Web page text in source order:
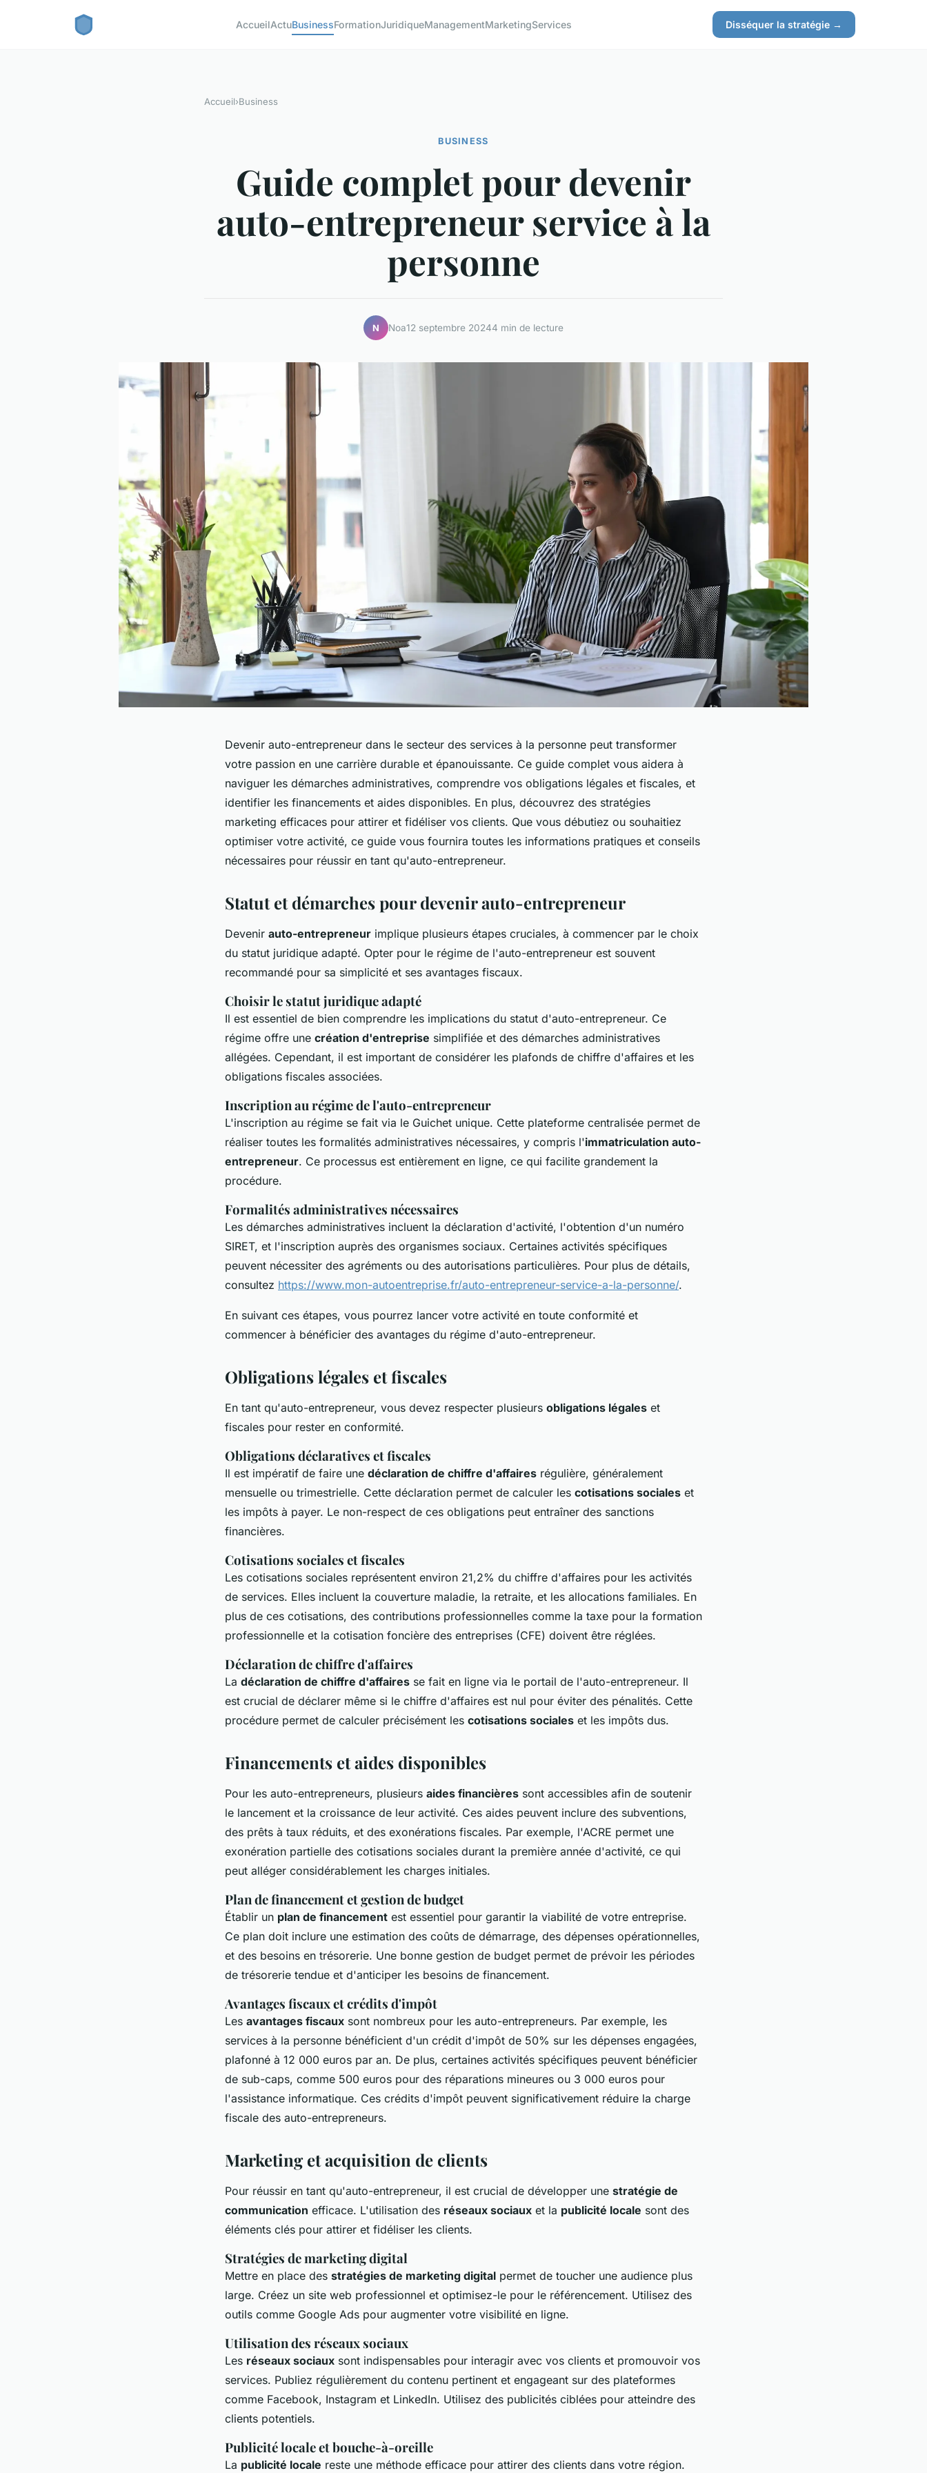
AccueilActuBusinessFormationJuridiqueManagementMarketingServices Disséquer la stratégie →
Accueil›Business
BUSINESS
Guide complet pour devenir
auto-entrepreneur service à la
personne
N Noa12 septembre 20244 min de lecture
Devenir auto-entrepreneur dans le secteur des services à la personne peut transformer
votre passion en une carrière durable et épanouissante. Ce guide complet vous aidera à
naviguer les démarches administratives, comprendre vos obligations légales et fiscales, et
identifier les financements et aides disponibles. En plus, découvrez des stratégies
marketing efficaces pour attirer et fidéliser vos clients. Que vous débutiez ou souhaitiez
optimiser votre activité, ce guide vous fournira toutes les informations pratiques et conseils
nécessaires pour réussir en tant qu'auto-entrepreneur.
Statut et démarches pour devenir auto-entrepreneur
Devenir auto-entrepreneur implique plusieurs étapes cruciales, à commencer par le choix
du statut juridique adapté. Opter pour le régime de l'auto-entrepreneur est souvent
recommandé pour sa simplicité et ses avantages fiscaux.
Choisir le statut juridique adapté
Il est essentiel de bien comprendre les implications du statut d'auto-entrepreneur. Ce
régime offre une création d'entreprise simplifiée et des démarches administratives
allégées. Cependant, il est important de considérer les plafonds de chiffre d'affaires et les
obligations fiscales associées.
Inscription au régime de l'auto-entrepreneur
L'inscription au régime se fait via le Guichet unique. Cette plateforme centralisée permet de
réaliser toutes les formalités administratives nécessaires, y compris l'immatriculation auto-
entrepreneur. Ce processus est entièrement en ligne, ce qui facilite grandement la
procédure.
Formalités administratives nécessaires
Les démarches administratives incluent la déclaration d'activité, l'obtention d'un numéro
SIRET, et l'inscription auprès des organismes sociaux. Certaines activités spécifiques
peuvent nécessiter des agréments ou des autorisations particulières. Pour plus de détails,
consultez https://www.mon-autoentreprise.fr/auto-entrepreneur-service-a-la-personne/.
En suivant ces étapes, vous pourrez lancer votre activité en toute conformité et
commencer à bénéficier des avantages du régime d'auto-entrepreneur.
Obligations légales et fiscales
En tant qu'auto-entrepreneur, vous devez respecter plusieurs obligations légales et
fiscales pour rester en conformité.
Obligations déclaratives et fiscales
Il est impératif de faire une déclaration de chiffre d'affaires régulière, généralement
mensuelle ou trimestrielle. Cette déclaration permet de calculer les cotisations sociales et
les impôts à payer. Le non-respect de ces obligations peut entraîner des sanctions
financières.
Cotisations sociales et fiscales
Les cotisations sociales représentent environ 21,2% du chiffre d'affaires pour les activités
de services. Elles incluent la couverture maladie, la retraite, et les allocations familiales. En
plus de ces cotisations, des contributions professionnelles comme la taxe pour la formation
professionnelle et la cotisation foncière des entreprises (CFE) doivent être réglées.
Déclaration de chiffre d'affaires
La déclaration de chiffre d'affaires se fait en ligne via le portail de l'auto-entrepreneur. Il
est crucial de déclarer même si le chiffre d'affaires est nul pour éviter des pénalités. Cette
procédure permet de calculer précisément les cotisations sociales et les impôts dus.
Financements et aides disponibles
Pour les auto-entrepreneurs, plusieurs aides financières sont accessibles afin de soutenir
le lancement et la croissance de leur activité. Ces aides peuvent inclure des subventions,
des prêts à taux réduits, et des exonérations fiscales. Par exemple, l'ACRE permet une
exonération partielle des cotisations sociales durant la première année d'activité, ce qui
peut alléger considérablement les charges initiales.
Plan de financement et gestion de budget
Établir un plan de financement est essentiel pour garantir la viabilité de votre entreprise.
Ce plan doit inclure une estimation des coûts de démarrage, des dépenses opérationnelles,
et des besoins en trésorerie. Une bonne gestion de budget permet de prévoir les périodes
de trésorerie tendue et d'anticiper les besoins de financement.
Avantages fiscaux et crédits d'impôt
Les avantages fiscaux sont nombreux pour les auto-entrepreneurs. Par exemple, les
services à la personne bénéficient d'un crédit d'impôt de 50% sur les dépenses engagées,
plafonné à 12 000 euros par an. De plus, certaines activités spécifiques peuvent bénéficier
de sub-caps, comme 500 euros pour des réparations mineures ou 3 000 euros pour
l'assistance informatique. Ces crédits d'impôt peuvent significativement réduire la charge
fiscale des auto-entrepreneurs.
Marketing et acquisition de clients
Pour réussir en tant qu'auto-entrepreneur, il est crucial de développer une stratégie de
communication efficace. L'utilisation des réseaux sociaux et la publicité locale sont des
éléments clés pour attirer et fidéliser les clients.
Stratégies de marketing digital
Mettre en place des stratégies de marketing digital permet de toucher une audience plus
large. Créez un site web professionnel et optimisez-le pour le référencement. Utilisez des
outils comme Google Ads pour augmenter votre visibilité en ligne.
Utilisation des réseaux sociaux
Les réseaux sociaux sont indispensables pour interagir avec vos clients et promouvoir vos
services. Publiez régulièrement du contenu pertinent et engageant sur des plateformes
comme Facebook, Instagram et LinkedIn. Utilisez des publicités ciblées pour atteindre des
clients potentiels.
Publicité locale et bouche-à-oreille
La publicité locale reste une méthode efficace pour attirer des clients dans votre région.